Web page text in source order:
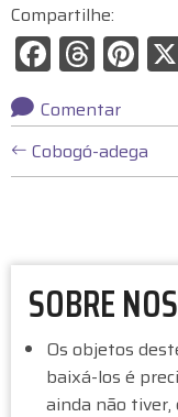
Compartilhe:
F
a
c
e
b
o
k
T
hr
e
a
d
Pi
nt
er
e
st
Comentar
L
I
K
D
Cobogó-adega
SOBRE
Os objetos
baixá-los é
ainda não tiver,